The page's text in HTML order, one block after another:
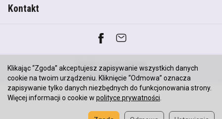
Kontakt
*) brutto +
koszty dostawy
Sklep internetowy SOTESHOP AI
Klikając “Zgoda” akceptujesz zapisywanie wszystkich danych
cookie na twoim urządzeniu. Kliknięcie “Odmowa” oznacza
zapisywanie tylko danych niezbędnych do funkcjonowania strony.
Więcej informacji o cookie w polityce prywatności